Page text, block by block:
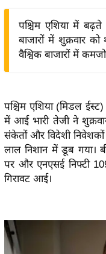
पश्चिम एशिया में
बाजारों में शुक्रवार
वैश्विक बाजारों में
पश्चिम एशिया (मिडल
में आई भारी तेजी ने
संकेतों और विदेशी निवेशकों
लाल निशान में डूब गया।
पर और एनएसई निफ्टी
गिरावट आई।